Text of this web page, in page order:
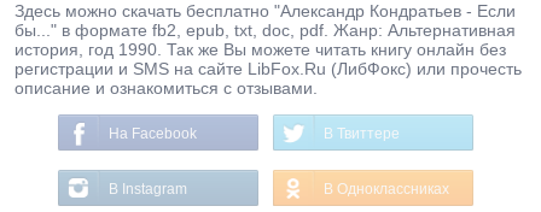
Здесь можно скачать бесплатно "Александр Кондратьев - Если
бы..." в формате fb2, epub, txt, doc, pdf. Жанр: Альтернативная
история, год 1990. Так же Вы можете читать книгу онлайн без
регистрации и SMS на сайте LibFox.Ru (ЛибФокс) или прочесть
описание и ознакомиться с отзывами.
На Facebook В Твиттере
В Instagram В Одноклассниках